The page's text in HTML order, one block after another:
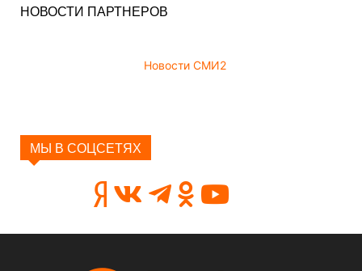
НОВОСТИ ПАРТНЕРОВ
Новости СМИ2
МЫ В СОЦСЕТЯХ